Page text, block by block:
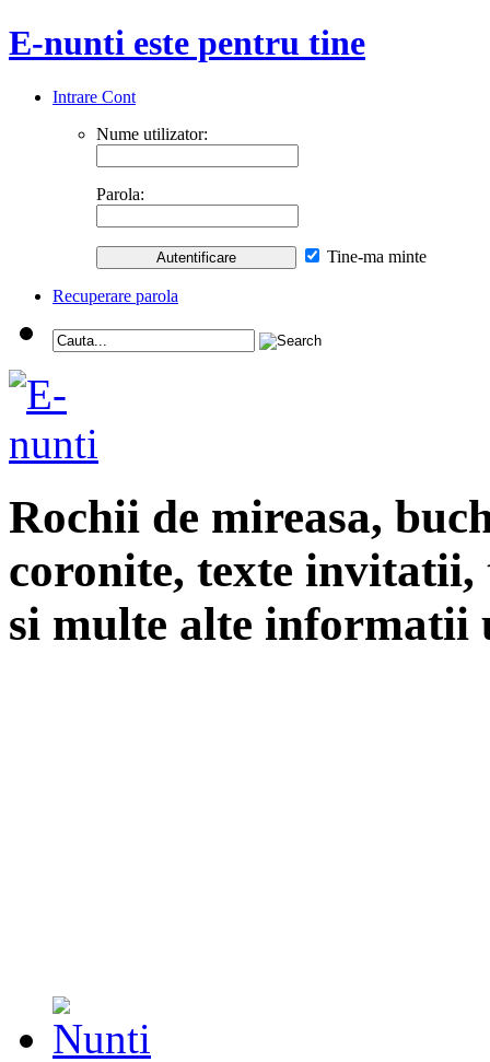
E-nunti este pentru tine
Intrare Cont
Nume utilizator:
Parola:
Tine-ma minte
Recuperare parola
Rochii de mireasa,
coronite, texte
si multe alte informatii